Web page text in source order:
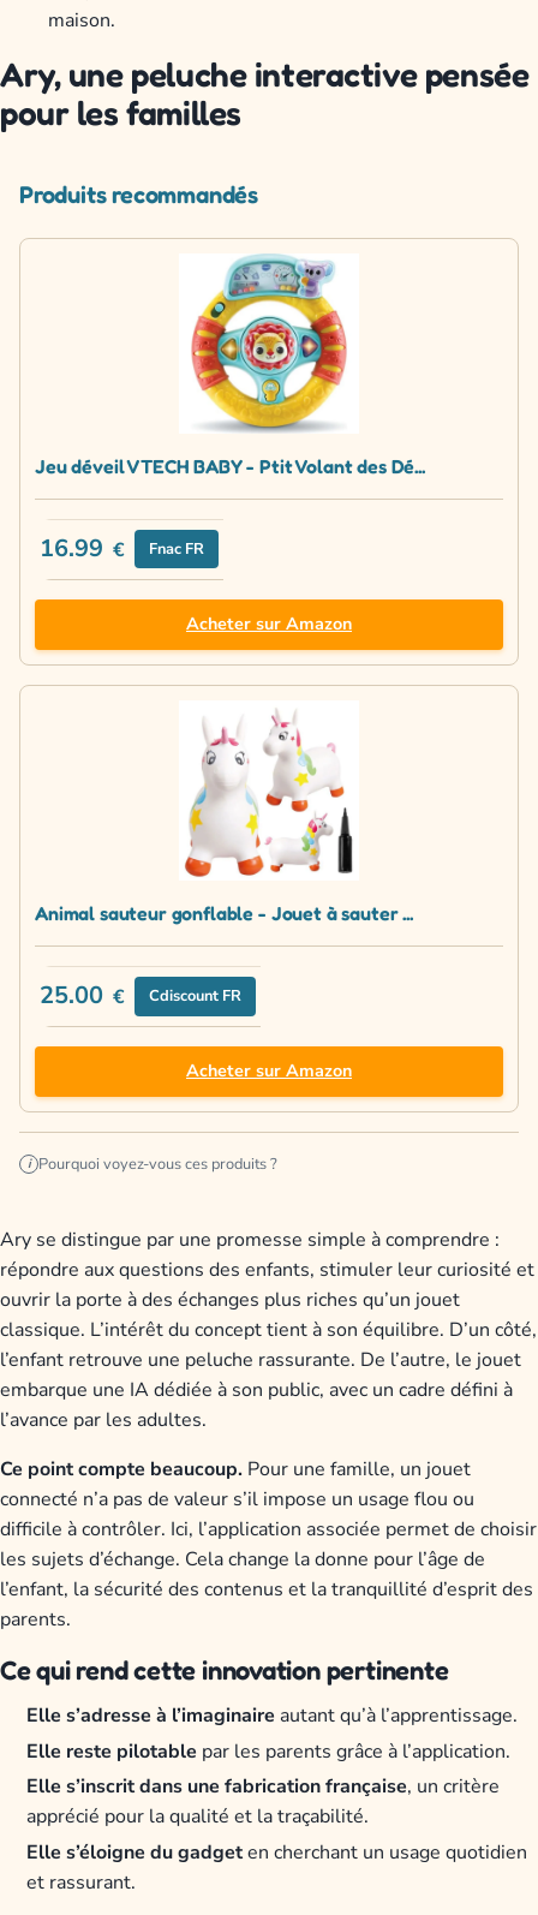
maison.
Ary, une peluche interactive pensée
pour les familles
Produits recommandés
Jeu déveil VTECH BABY - Ptit Volant des Dé...
16.99 € Fnac FR
Acheter sur Amazon
Animal sauteur gonflable - Jouet à sauter ...
25.00 € Cdiscount FR
Acheter sur Amazon
i Pourquoi voyez-vous ces produits ?
Ary se distingue par une promesse simple à comprendre :
répondre aux questions des enfants, stimuler leur curiosité et
ouvrir la porte à des échanges plus riches qu’un jouet
classique. L’intérêt du concept tient à son équilibre. D’un côté,
l’enfant retrouve une peluche rassurante. De l’autre, le jouet
embarque une IA dédiée à son public, avec un cadre défini à
l’avance par les adultes.
Ce point compte beaucoup. Pour une famille, un jouet
connecté n’a pas de valeur s’il impose un usage flou ou
difficile à contrôler. Ici, l’application associée permet de choisir
les sujets d’échange. Cela change la donne pour l’âge de
l’enfant, la sécurité des contenus et la tranquillité d’esprit des
parents.
Ce qui rend cette innovation pertinente
Elle s’adresse à l’imaginaire autant qu’à l’apprentissage.
Elle reste pilotable par les parents grâce à l’application.
Elle s’inscrit dans une fabrication française, un critère
apprécié pour la qualité et la traçabilité.
Elle s’éloigne du gadgeten cherchant un usage quotidien
et rassurant.